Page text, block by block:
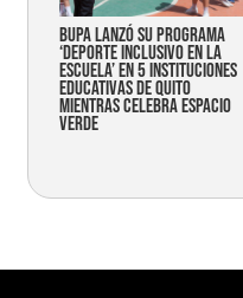
Bupa lanzó su programa
‘Deporte Inclusivo en la
Escuela’ en 5 instituciones
educativas de Quito
mientras celebra espacio
verde